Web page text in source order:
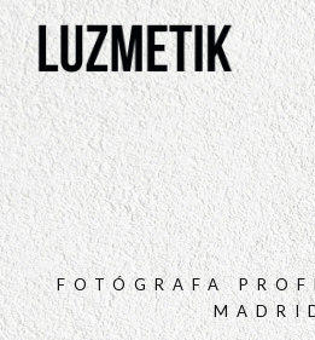
PREGUNTAS
FOTÓGRAFA